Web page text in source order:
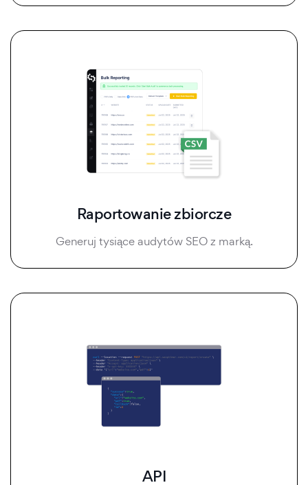
Raportowanie zbiorcze
Generuj tysiące audytów SEO z marką.
API